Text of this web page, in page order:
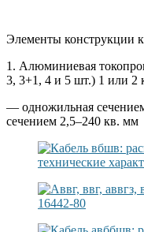
Элементы конструкции
1. Алюминиевая
3, 3+1, 4 и 5 шт.) 1 или 2
— одножильная
сечением 2,5–240 кв. мм